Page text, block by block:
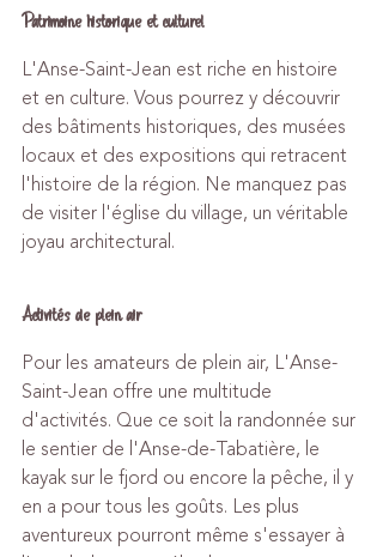
Patrimoine historique et culturel
L'Anse-Saint-Jean est riche en histoire
et en culture. Vous pourrez y découvrir
des bâtiments historiques, des musées
locaux et des expositions qui retracent
l'histoire de la région. Ne manquez pas
de visiter l'église du village, un véritable
joyau architectural.
Activités de plein air
Pour les amateurs de plein air, L'Anse-
Saint-Jean offre une multitude
d'activités. Que ce soit la randonnée sur
le sentier de l'Anse-de-Tabatière, le
kayak sur le fjord ou encore la pêche, il y
en a pour tous les goûts. Les plus
aventureux pourront même s'essayer à